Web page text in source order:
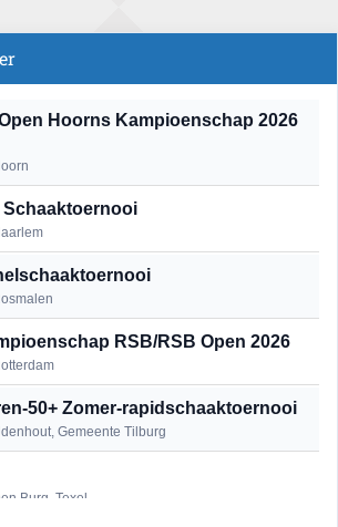
Hoorns Kampioenschap 2026
RSB/RSB Open 2026
50+ Zomer-rapidschaaktoernooi
Gemeente Tilburg
Burg, Texel